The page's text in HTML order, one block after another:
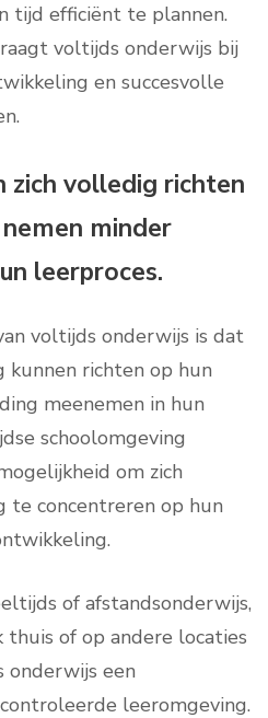
tijd efficiënt te plannen.
voltijds onderwijs bij
en succesvolle
zich volledig richten
minder
leerproces.
voltijds onderwijs is dat
richten op hun
meenemen in hun
schoolomgeving
om zich
te concentreren op hun
of afstandsonderwijs,
of op andere locaties
een
leeromgeving.